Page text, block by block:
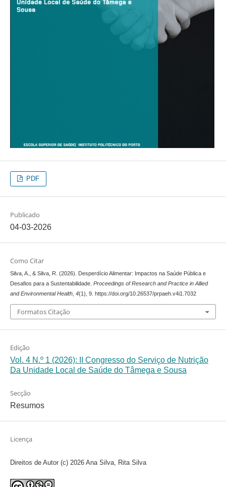
PDF
Publicado
04-03-2026
Como Citar
Silva, A., & Silva, R. (2026). Desperdício Alimentar: Impactos na Saúde Pública e
Desafios para a Sustentabilidade. Proceedings of Research and Practice in Allied
and Environmental Health, 4(1), 9. https://doi.org/10.26537/prpaeh.v4i1.7032
Formatos Citação
Edição
Vol. 4 N.º 1 (2026): II Congresso do Serviço de Nutrição
Da Unidade Local de Saúde do Tâmega e Sousa
Secção
Resumos
Licença
Direitos de Autor (c) 2026 Ana Silva, Rita Silva